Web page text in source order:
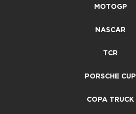
MOTOGP
NASCAR
TCR
PORSCHE CUP
COPA TRUCK